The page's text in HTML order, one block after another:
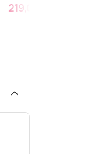
219,00 zł